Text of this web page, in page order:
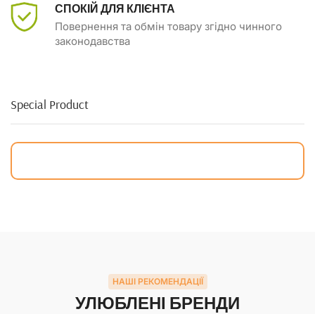
СПОКІЙ ДЛЯ КЛІЄНТА
Повернення та обмін товару згідно чинного
законодавства
Special Product
НАШІ РЕКОМЕНДАЦІЇ
УЛЮБЛЕНІ БРЕНДИ